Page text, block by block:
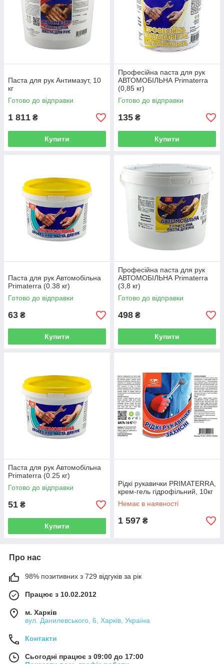
Паста для рук Антимазут, 10
кг
Готово до відправки
1 811 ₴
Купити
Професійна паста для рук
АВТОМОБІЛЬНА Primaterra
(0,85 кг)
Готово до відправки
135 ₴
Купити
Паста для рук Автомобільна
Primaterra (0.38 кг)
Готово до відправки
63 ₴
Купити
Професійна паста для рук
АВТОМОБІЛЬНА Primaterra
(3,8 кг)
Готово до відправки
498 ₴
Купити
Паста для рук Автомобільна
Primaterra (0.25 кг)
Готово до відправки
51 ₴
Купити
Рідкі рукавички PRIMATERRA,
крем-гель гідрофільний, 10кг
Немає в наявності
1 597 ₴
Про нас
98% позитивних з 729 відгуків за рік
Працює з 10.02.2012
м. Харків
вул. Данилевського, 6, Харків, Україна
Контакти
Сьогодні працює з 09:00 до 17:00